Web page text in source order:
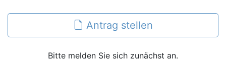
Antrag stellen
Bitte melden Sie sich zunächst an.